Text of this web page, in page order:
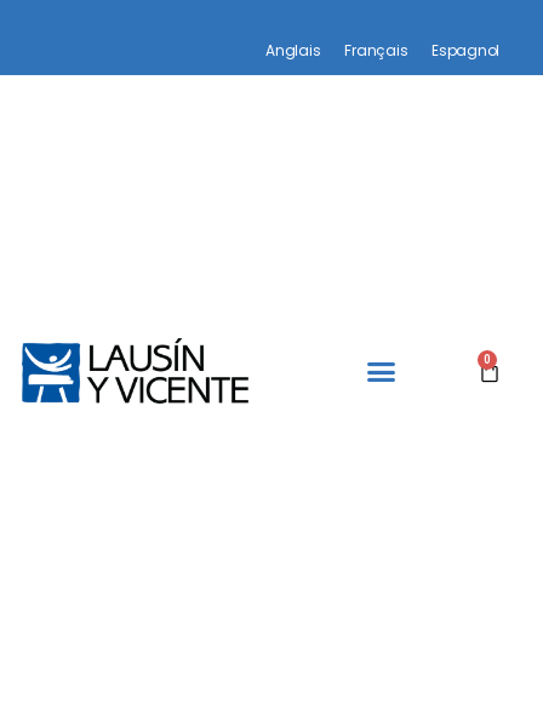
Anglais Français Espagnol
0